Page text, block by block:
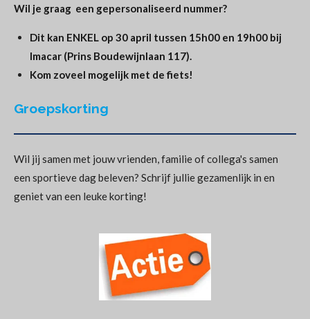
Wil je graag een gepersonaliseerd nummer?
Dit kan ENKEL op 30 april tussen 15h00 en 19h00 bij
Imacar (Prins Boudewijnlaan 117).
Kom zoveel mogelijk met de fiets!
Groepskorting
Wil jij samen met jouw vrienden, familie of collega's samen
een sportieve dag beleven? Schrijf jullie gezamenlijk in en
geniet van een leuke korting!